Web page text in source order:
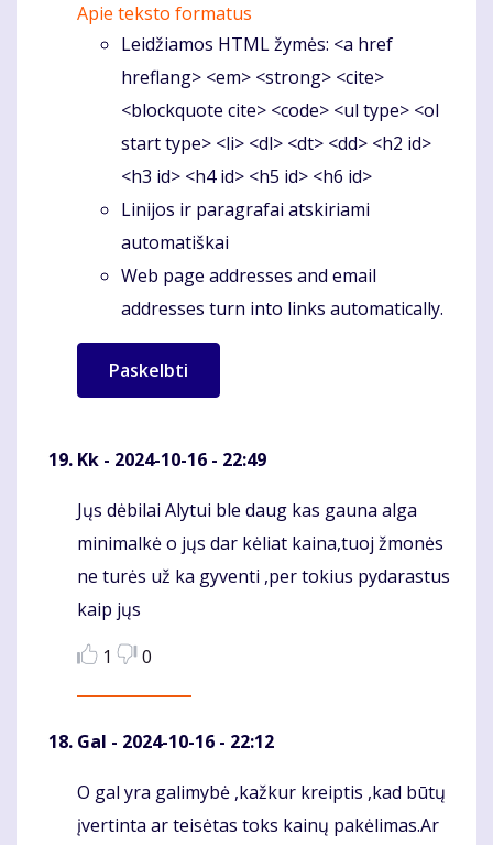
Apie teksto formatus
Leidžiamos HTML žymės: <a href
hreflang> <em> <strong> <cite>
<blockquote cite> <code> <ul type> <ol
start type> <li> <dl> <dt> <dd> <h2 id>
<h3 id> <h4 id> <h5 id> <h6 id>
Linijos ir paragrafai atskiriami
automatiškai
Web page addresses and email
addresses turn into links automatically.
Kk - 2024-10-16 - 22:49
Komentaras
Jųs dėbilai Alytui ble daug kas gauna alga
minimalkė o jųs dar kėliat kaina,tuoj žmonės
ne turės už ka gyventi ,per tokius pydarastus
kaip jųs
1
0
Gal - 2024-10-16 - 22:12
Komentaras
O gal yra galimybė ,kažkur kreiptis ,kad būtų
įvertinta ar teisėtas toks kainų pakėlimas.Ar